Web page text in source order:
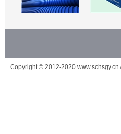
Copyright © 2012-2020 www.schsgy.cn